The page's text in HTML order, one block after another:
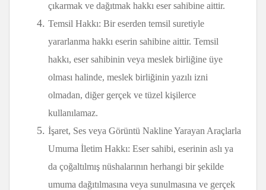
çıkarmak ve dağıtmak hakkı eser sahibine aittir.
Temsil Hakkı: Bir eserden temsil suretiyle
yararlanma hakkı eserin sahibine aittir. Temsil
hakkı, eser sahibinin veya meslek birliğine üye
olması halinde, meslek birliğinin yazılı izni
olmadan, diğer gerçek ve tüzel kişilerce
kullanılamaz.
İşaret, Ses veya Görüntü Nakline Yarayan Araçlarla
Umuma İletim Hakkı: Eser sahibi, eserinin aslı ya
da çoğaltılmış nüshalarının herhangi bir şekilde
umuma dağıtılmasına veya sunulmasına ve gerçek